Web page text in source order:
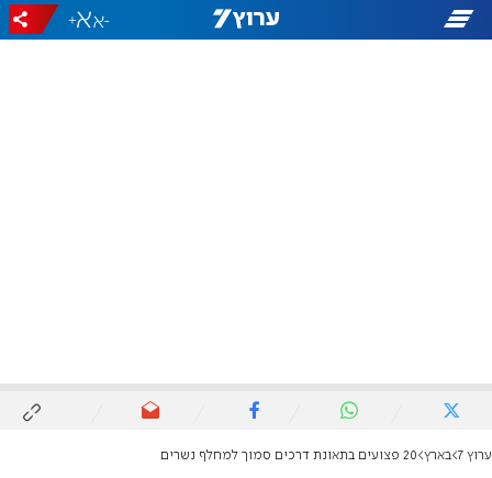
-
+
ערוץ 7 בארץ 20 פצועים בתאונת דרכים סמוך למחלף נשרים